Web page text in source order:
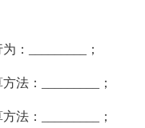
：_________；
法：_________；
法：_________；